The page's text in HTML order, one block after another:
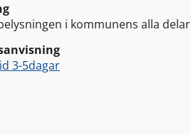
i kommunens alla delar
3-5dagar